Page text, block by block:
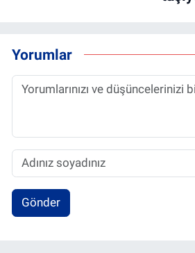
Yorumlar
Gönder